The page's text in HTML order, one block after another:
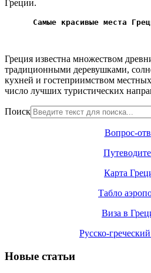
Греции.
Самые красивые места
Греция известна множеством
традиционными деревушками,
кухней и гостеприимством
число лучших туристических
Поиск
Вопрос-
Карта
Табло
Виза в
Русско-
Новые статьи